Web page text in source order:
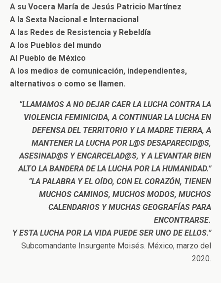
A su Vocera María de Jesús Patricio Martínez
A la Sexta Nacional e Internacional
A las Redes de Resistencia y Rebeldía
A los Pueblos del mundo
Al Pueblo de México
A los medios de comunicación, independientes,
alternativos o como se llamen.
“LLAMAMOS A NO DEJAR CAER LA LUCHA CONTRA LA
VIOLENCIA FEMINICIDA, A CONTINUAR LA LUCHA EN
DEFENSA DEL TERRITORIO Y LA MADRE TIERRA, A
MANTENER LA LUCHA POR L@S DESAPARECID@S,
ASESINAD@S Y ENCARCELAD@S, Y A LEVANTAR BIEN
ALTO LA BANDERA DE LA LUCHA POR LA HUMANIDAD.”
“LA PALABRA Y EL OÍDO, CON EL CORAZÓN, TIENEN
MUCHOS CAMINOS, MUCHOS MODOS, MUCHOS
CALENDARIOS Y MUCHAS GEOGRAFÍAS PARA
ENCONTRARSE.
Y ESTA LUCHA POR LA VIDA PUEDE SER UNO DE ELLOS.”
Subcomandante Insurgente Moisés. México, marzo del
2020.